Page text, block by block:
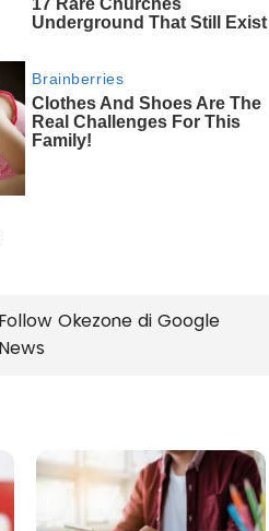
Follow Okezone di Google
News